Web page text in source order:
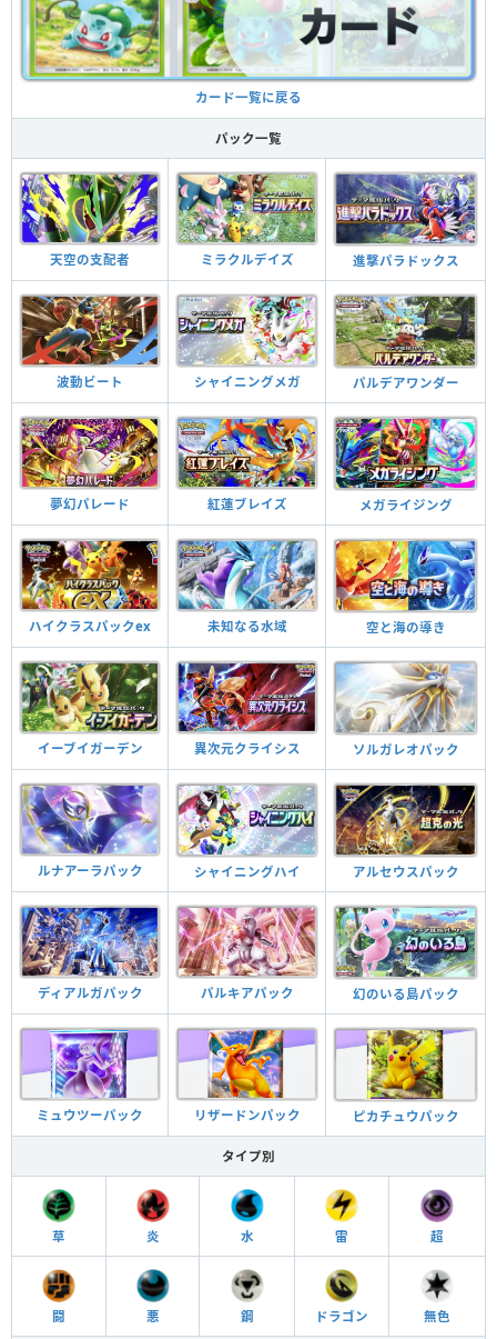
カード一覧に戻る
パック一覧
天空の支配者 ミラクルデイズ 進撃パラドックス
波動ビート シャイニングメガ パルデアワンダー
夢幻パレード 紅蓮ブレイズ メガライジング
ハイクラスパックex 未知なる水域 空と海の導き
イーブイガーデン 異次元クライシス ソルガレオパック
ルナアーラパック シャイニングハイ アルセウスパック
ディアルガパック パルキアパック 幻のいる島パック
ミュウツーパック リザードンパック ピカチュウパック
タイプ別
草 炎 水 雷 超
闘 悪 鋼 ドラゴン 無色